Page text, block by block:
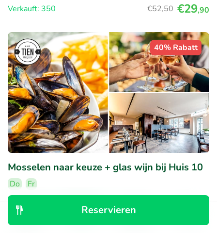
Reservieren
Verkauft: 350
€52,50 €29,90
40% Rabatt
Mosselen naar keuze + glas wijn bij Huis 10
Do
Fr
9.7
• 152 Bewertungen
Huis 10